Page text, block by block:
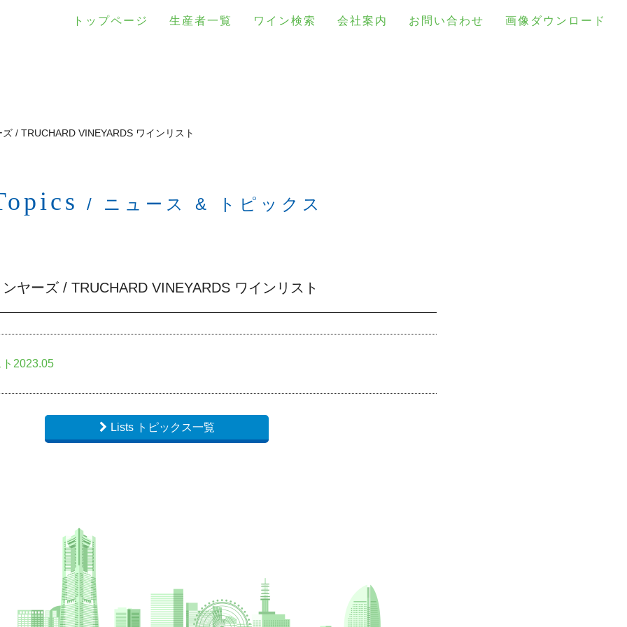
トップページ 生産者一覧 ワイン検索 会社案内 お問い合わせ 画像ダウンロード
/ TRUCHARD VINEYARDS ワインリスト
/ ニュース & トピックス
ヤーズ / TRUCHARD VINEYARDS ワインリスト
ト2023.05
Lists トピックス一覧